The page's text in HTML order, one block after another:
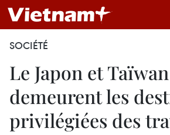
SOCIÉTÉ
Le Japon et Taïwan
demeurent les
privilégiées des